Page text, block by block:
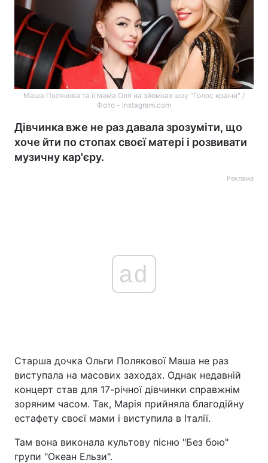
Маша Полякова та її мама Оля на зйомках шоу "Голос країни" /
Фото - instagram.com
Дівчинка вже не раз давала зрозуміти, що
хоче йти по стопах своєї матері і розвивати
музичну кар'єру.
Реклама
ad
Старша дочка Ольги Полякової Маша не раз
виступала на масових заходах. Однак недавній
концерт став для 17-річної дівчинки справжнім
зоряним часом. Так, Марія прийняла благодійну
естафету своєї мами і виступила в Італії.
Там вона виконала культову пісню "Без бою"
групи "Океан Ельзи".